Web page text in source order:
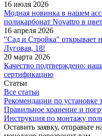
16 июля 2026
Модная новинка в нашем
поликарбонат Novattro в
16 апреля 2026
"Сад и Стройка" открывает
Луговая, 18!
20 марта 2026
Качество подтверждено:
сертификацию
Статьи
Все статьи
Рекомендации по установке
Правильное хранение и
Инструкция по монтажу
Оставить заявку,